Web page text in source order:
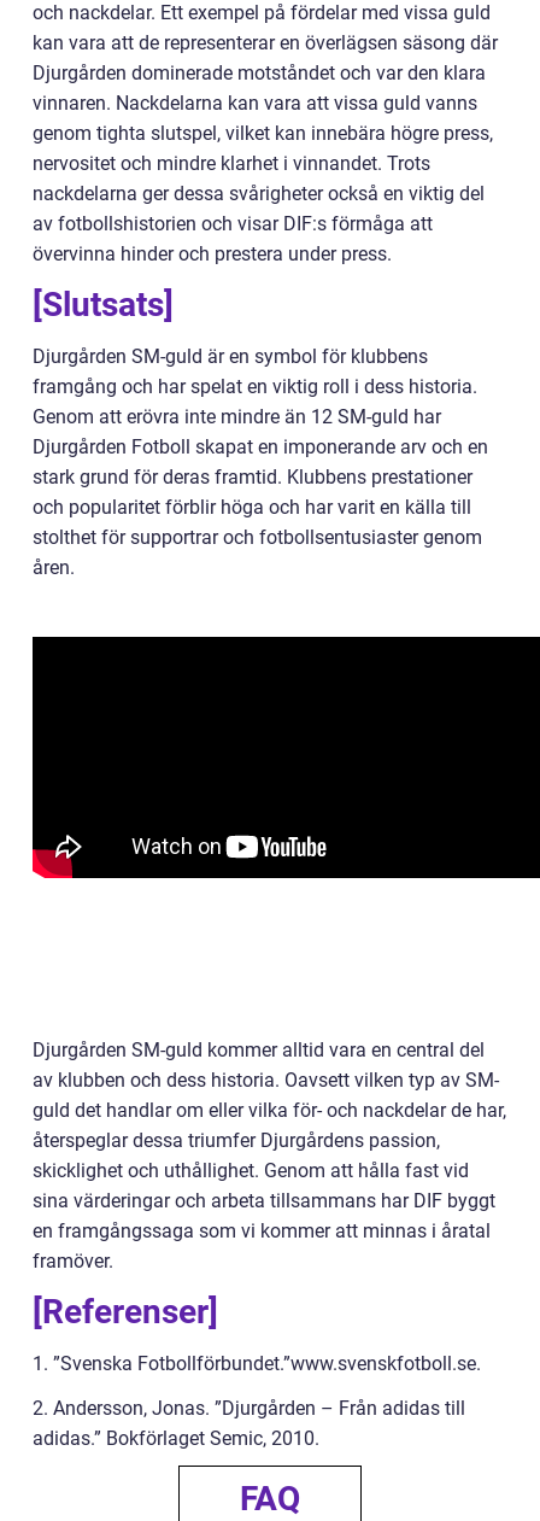
och nackdelar. Ett exempel på fördelar med vissa guld
kan vara att de representerar en överlägsen säsong där
Djurgården dominerade motståndet och var den klara
vinnaren. Nackdelarna kan vara att vissa guld vanns
genom tighta slutspel, vilket kan innebära högre press,
nervositet och mindre klarhet i vinnandet. Trots
nackdelarna ger dessa svårigheter också en viktig del
av fotbollshistorien och visar DIF:s förmåga att
övervinna hinder och prestera under press.
[Slutsats]
Djurgården SM-guld är en symbol för klubbens
framgång och har spelat en viktig roll i dess historia.
Genom att erövra inte mindre än 12 SM-guld har
Djurgården Fotboll skapat en imponerande arv och en
stark grund för deras framtid. Klubbens prestationer
och popularitet förblir höga och har varit en källa till
stolthet för supportrar och fotbollsentusiaster genom
åren.
Djurgården SM-guld kommer alltid vara en central del
av klubben och dess historia. Oavsett vilken typ av SM-
guld det handlar om eller vilka för- och nackdelar de har,
återspeglar dessa triumfer Djurgårdens passion,
skicklighet och uthållighet. Genom att hålla fast vid
sina värderingar och arbeta tillsammans har DIF byggt
en framgångssaga som vi kommer att minnas i åratal
framöver.
[Referenser]
1. ”Svenska Fotbollförbundet.”www.svenskfotboll.se.
2. Andersson, Jonas. ”Djurgården – Från adidas till
adidas.” Bokförlaget Semic, 2010.
FAQ